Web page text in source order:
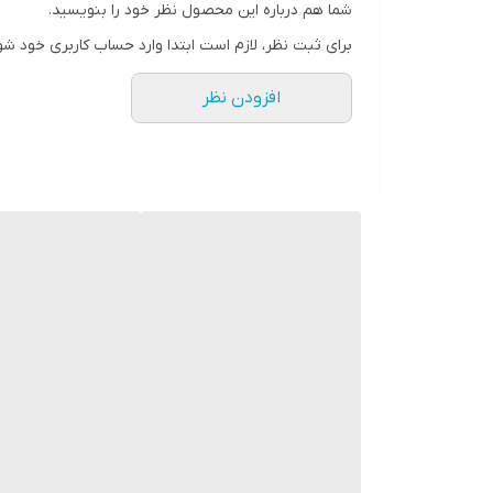
شما هم درباره این محصول نظر خود را بنویسید.
برای ثبت نظر، لازم است ابتدا وارد حساب کاربری خود
افزودن نظر